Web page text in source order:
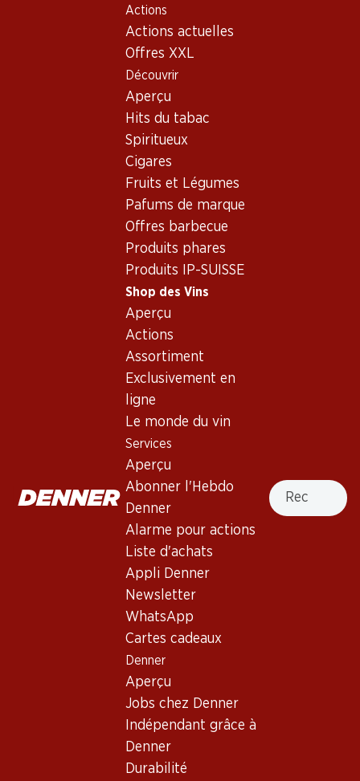
Actions
Actions actuelles
Offres XXL
Découvrir
Aperçu
Hits du tabac
Spiritueux
Cigares
Fruits et Légumes
Pafums de marque
Offres barbecue
Produits phares
Produits IP-SUISSE
Shop des Vins
Aperçu
Actions
Assortiment
Exclusivement en
ligne
Le monde du vin
Services
Aperçu
Abonner l'Hebdo
Denner
Alarme pour actions
Liste d'achats
Appli Denner
Newsletter
WhatsApp
Cartes cadeaux
Denner
Aperçu
Jobs chez Denner
Indépendant grâce à
Denner
Durabilité
Recherche
Shop des Vins
Cabernet Sauvignon,
Languedoc-Roussillon
Cabernet/Syrah Pays d’Oc
27.30
Pays d’Oc IGP
2024
JP. Chenet Cabernet/Syrah
2024
Sauvignon/Syrah Pays d’Oc
IGP
2024
(58)